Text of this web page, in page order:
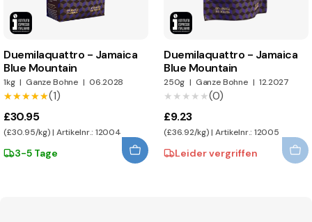
uns auf diesem Weg begleitet haben.
Duemilaquattro - Jamaica
Blue Mountain
1kg | Ganze Bohne | 06.2028
★★★★★
★★★★★(1)
£30.95
(£30.95/kg) | Artikelnr.: 12004
3-5 Tage
Duemilaquattro - Jamaica
Blue Mountain
250g | Ganze Bohne | 12.2027
★★★★★
★★★★★(0)
£9.23
(£36.92/kg) | Artikelnr.: 12005
Leider vergriffen